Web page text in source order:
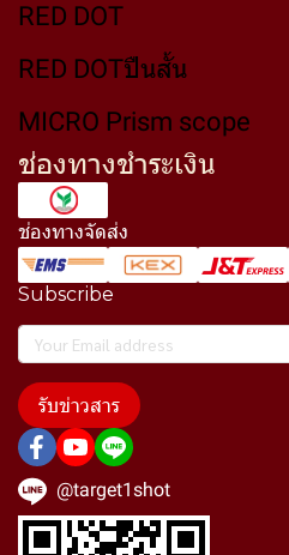
RED DOT
RED DOTปืนสั้น
MICRO Prism scope
ช่องทางชำระเงิน
ช่องทางจัดส่ง
Subscribe
รับข่าวสาร
@target1shot